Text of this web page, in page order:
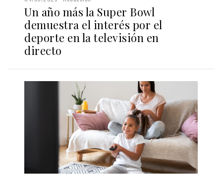
Un año más la Super Bowl
demuestra el interés por el
deporte en la televisión en
directo